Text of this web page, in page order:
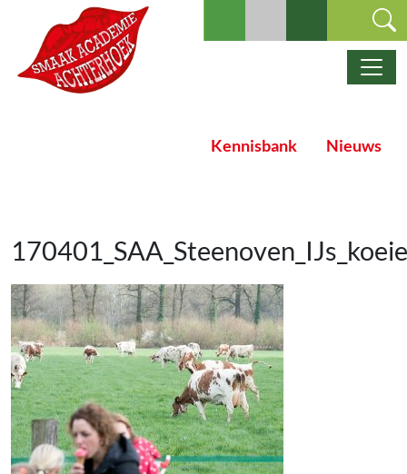
Ga naar de inhoud
Hoofdnavigatie
Kennisbank Nieuws